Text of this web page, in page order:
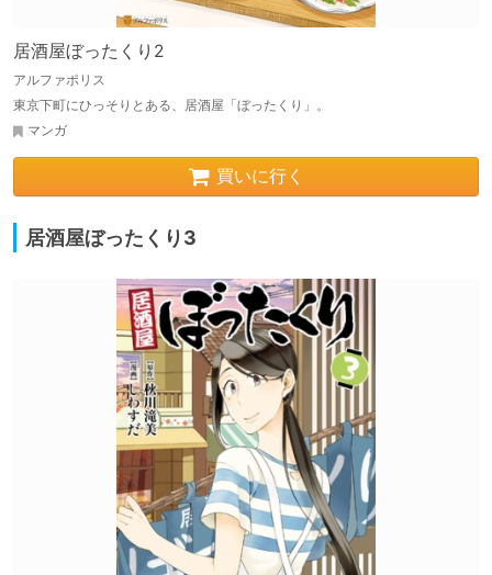
居酒屋ぼったくり2
アルファポリス
東京下町にひっそりとある、居酒屋「ぼったくり」。
マンガ
買いに行く
居酒屋ぼったくり3